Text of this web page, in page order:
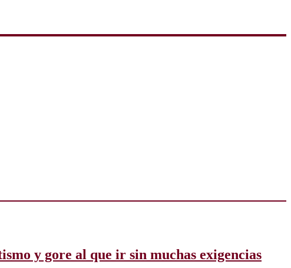
y gore al que ir sin muchas exigencias